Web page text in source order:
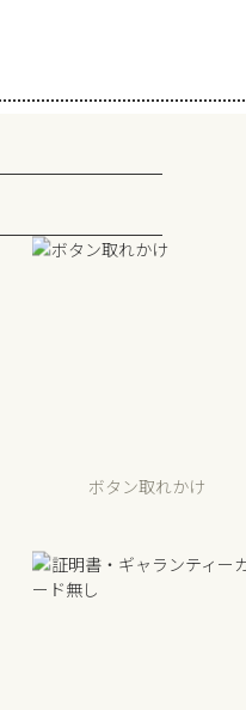
ボタン取れかけ